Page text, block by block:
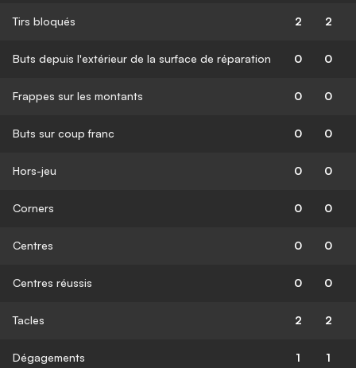
Tirs bloqués 2 2
Buts depuis l'extérieur de la surface de réparation 0 0
Frappes sur les montants 0 0
Buts sur coup franc 0 0
Hors-jeu 0 0
Corners 0 0
Centres 0 0
Centres réussis 0 0
Tacles 2 2
Dégagements 1 1